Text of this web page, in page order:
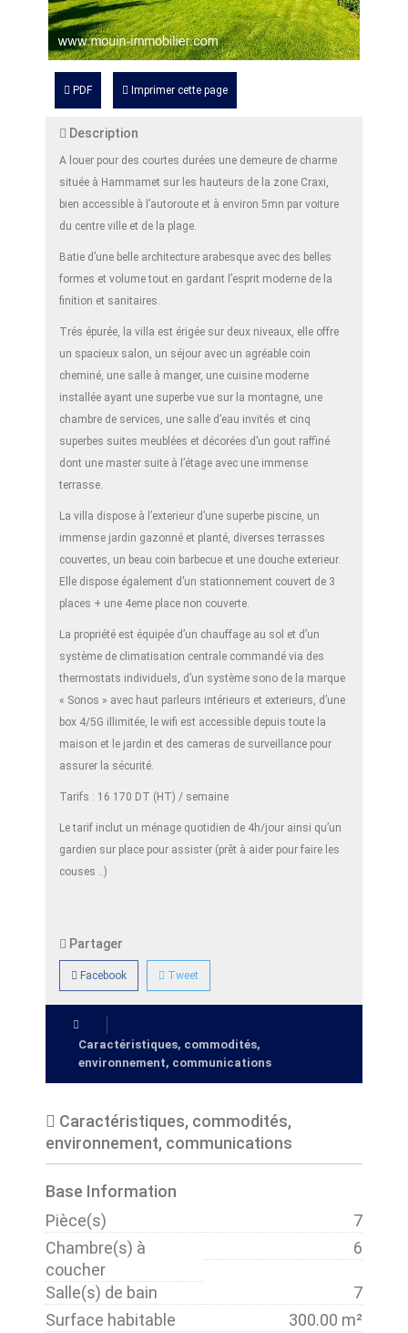
PDF Imprimer cette page
Description
A louer pour des courtes durées une demeure de charme
située à Hammamet sur les hauteurs de la zone Craxi,
bien accessible à l’autoroute et à environ 5mn par voiture
du centre ville et de la plage.
Batie d’une belle architecture arabesque avec des belles
formes et volume tout en gardant l’esprit moderne de la
finition et sanitaires.
Trés épurée, la villa est érigée sur deux niveaux, elle offre
un spacieux salon, un séjour avec un agréable coin
cheminé, une salle à manger, une cuisine moderne
installée ayant une superbe vue sur la montagne, une
chambre de services, une salle d’eau invités et cinq
superbes suites meublées et décorées d’un gout raffiné
dont une master suite à l’étage avec une immense
terrasse.
La villa dispose à l’exterieur d’une superbe piscine, un
immense jardin gazonné et planté, diverses terrasses
couvertes, un beau coin barbecue et une douche exterieur.
Elle dispose également d’un stationnement couvert de 3
places + une 4eme place non couverte.
La propriété est équipée d’un chauffage au sol et d’un
système de climatisation centrale commandé via des
thermostats individuels, d’un système sono de la marque
« Sonos » avec haut parleurs intérieurs et exterieurs, d’une
box 4/5G illimitée, le wifi est accessible depuis toute la
maison et le jardin et des cameras de surveillance pour
assurer la sécurité.
Tarifs : 16 170 DT (HT) / semaine
Le tarif inclut un ménage quotidien de 4h/jour ainsi qu’un
gardien sur place pour assister (prêt à aider pour faire les
couses ..)
Partager
Facebook Tweet
Caractéristiques, commodités,
environnement, communications
Caractéristiques, commodités,
environnement, communications
Base Information
Pièce(s)
7
Chambre(s) à
coucher
6
Salle(s) de bain
7
Surface habitable
300.00 m²